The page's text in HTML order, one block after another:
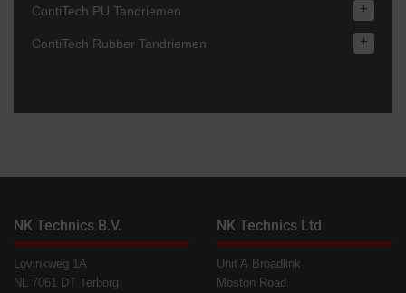
ContiTech PU Tandriemen +
ContiTech Rubber Tandriemen +
NK Technics B.V.
Lovinkweg 1A
NL 7061 DT Terborg
NK Technics Ltd
Unit A Broadlink
Moston Road